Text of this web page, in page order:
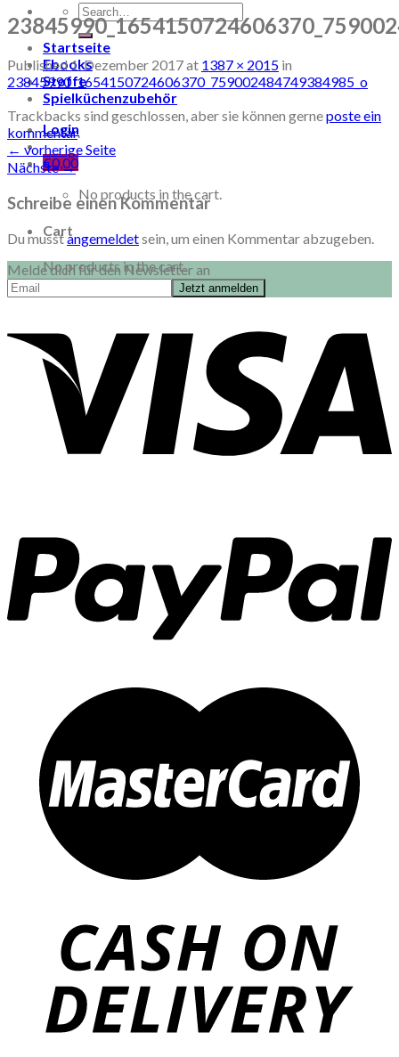
Search
for:
Startseite
Ebooks
Stoffe
Spielküchenzubehör
Login
€0,00
No products in the cart.
Cart
No products in the cart.
Published1. Dezember 2017at 1387 × 2015 in
23845990_1654150724606370_759002484749384985_o
Trackbacks sind geschlossen, aber sie können gerneposte ein
kommentar.
← vorherige Seite
Nächste→
Schreibe einen Kommentar
Du musstangemeldetsein, um einen Kommentar abzugeben.
Melde dich für den Newsletter an